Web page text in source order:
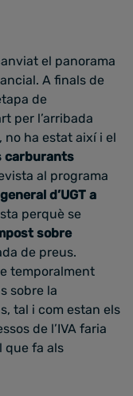
el panorama
A finals de
de
per l’arribada
no ha estat així i el
carburants
al programa
d’UGT a
perquè se
sobre
de preus.
temporalment
sobre la
tal i com estan els
de l’IVA faria
que fa als